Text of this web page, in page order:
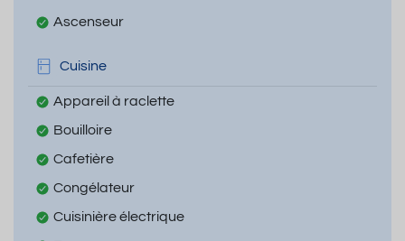
Ascenseur
Cuisine
Appareil à raclette
Bouilloire
Cafetière
Congélateur
Cuisinière électrique